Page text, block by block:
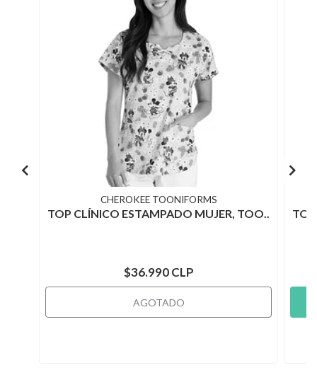
CHEROKEE TOONIFORMS
TOP CLÍNICO ESTAMPADO MUJER, TOO..
$36.990 CLP
AGOTADO